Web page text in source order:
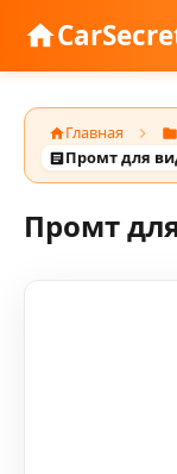
Главная
Промт